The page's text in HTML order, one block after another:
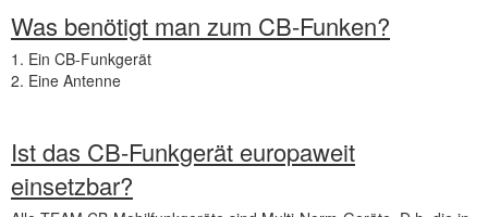
Was benötigt man zum CB-Funken?
1. Ein CB-Funkgerät
2. Eine Antenne
Ist das CB-Funkgerät europaweit
einsetzbar?